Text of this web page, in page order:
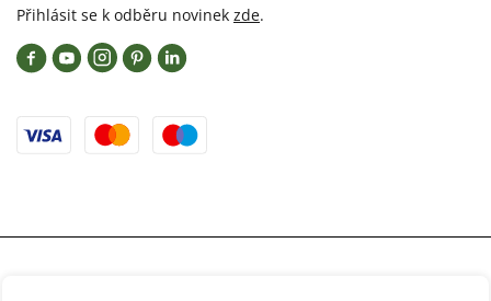
Přihlásit se k odběru novinek zde.